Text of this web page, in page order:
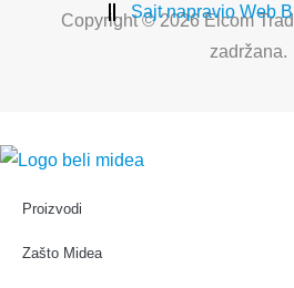
Copyright © 2026 Elcom
zadržana.
Sajt napravio Web
Proizvodi
Zašto Midea